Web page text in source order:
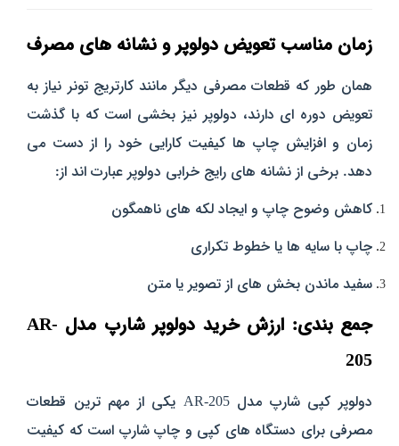
زمان مناسب تعویض دولوپر و نشانه‌ های مصرف
همان‌ طور که قطعات مصرفی دیگر مانند کارتریج تونر نیاز به
تعویض دوره‌ ای دارند، دولوپر نیز بخشی است که با گذشت
زمان و افزایش چاپ‌ ها کیفیت کارایی خود را از دست می‌
دهد. برخی از نشانه‌ های رایج خرابی دولوپر عبارت‌ اند از:
کاهش وضوح چاپ و ایجاد لکه‌ های ناهمگون
چاپ با سایه‌ ها یا خطوط تکراری
سفید ماندن بخش‌ های از تصویر یا متن
جمع‌ بندی: ارزش خرید دولوپر شارپ مدل AR-
205
دولوپر کپی شارپ مدل AR-205 یکی از مهم‌ ترین قطعات
مصرفی برای دستگاه‌ های کپی و چاپ شارپ است که کیفیت